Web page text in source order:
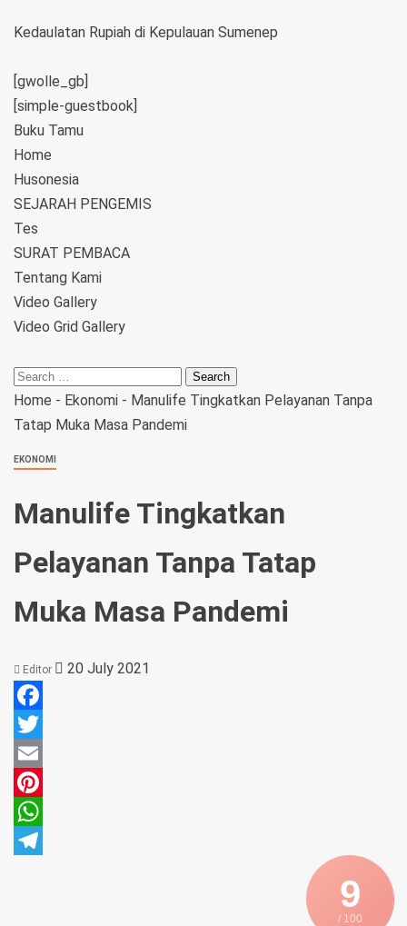
Kedaulatan Rupiah di Kepulauan Sumenep
[gwolle_gb]
[simple-guestbook]
Buku Tamu
Home
Husonesia
SEJARAH PENGEMIS
Tes
SURAT PEMBACA
Tentang Kami
Video Gallery
Video Grid Gallery
Home - Ekonomi - Manulife Tingkatkan Pelayanan Tanpa
Tatap Muka Masa Pandemi
EKONOMI
Manulife Tingkatkan
Pelayanan Tanpa Tatap
Muka Masa Pandemi
Editor 20 July 2021
Facebook
Twitter
Email
Pinterest
WhatsApp
9
/ 100